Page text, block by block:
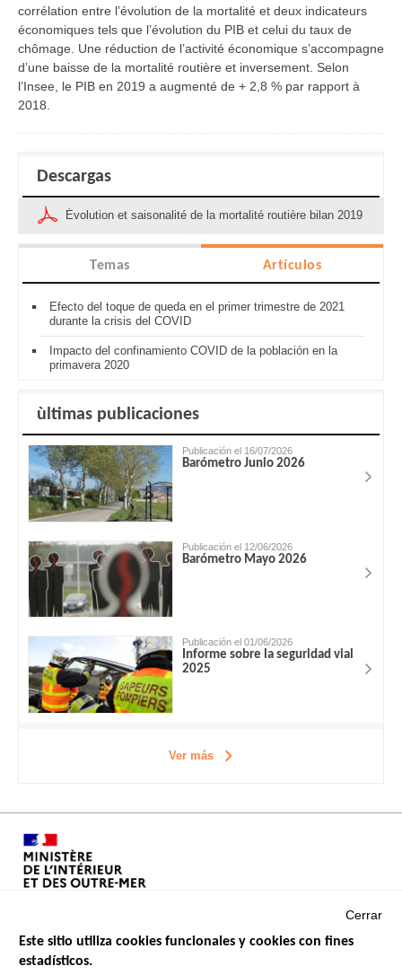
corrélation entre l’évolution de la mortalité et deux indicateurs
économiques tels que l’évolution du PIB et celui du taux de
chômage. Une réduction de l’activité économique s’accompagne
d’une baisse de la mortalité routière et inversement. Selon
l’Insee, le PIB en 2019 a augmenté de + 2,8 % par rapport à
2018.
Descargas
Évolution et saisonalité de la mortalité routière bilan 2019
Temas Artículos
Efecto del toque de queda en el primer trimestre de 2021
durante la crisis del COVID
Impacto del confinamiento COVID de la población en la
primavera 2020
ùltimas publicaciones
Publicación el 16/07/2026
Barómetro Junio 2026
Publicación el 12/06/2026
Barómetro Mayo 2026
Publicación el 01/06/2026
Informe sobre la seguridad vial
2025
Ver más
Cerrar
Este sitio utiliza cookies funcionales y cookies con fines
estadísticos.